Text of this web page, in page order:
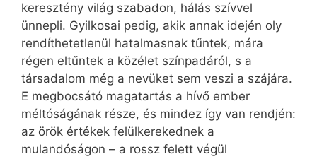
keresztény világ szabadon, hálás szívvel
ünnepli. Gyilkosai pedig, akik annak idején oly
rendíthetetlenül hatalmasnak tűntek, mára
régen eltűntek a közélet színpadáról, s a
társadalom még a nevüket sem veszi a szájára.
E megbocsátó magatartás a hívő ember
méltóságának része, és mindez így van rendjén:
az örök értékek felülkerekednek a
mulandóságon – a rossz felett végül